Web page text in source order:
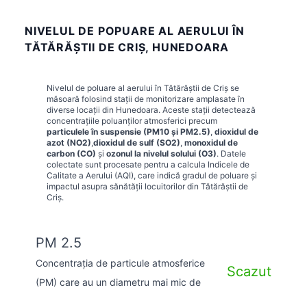
NIVELUL DE POPUARE AL AERULUI ÎN
TĂTĂRĂŞTII DE CRIŞ, HUNEDOARA
Nivelul de poluare al aerului în Tătărăştii de Criş se
măsoară folosind stații de monitorizare amplasate în
diverse locații din Hunedoara. Aceste stații detectează
concentrațiile poluanților atmosferici precum
particulele în suspensie (PM10 și PM2.5), dioxidul de
azot (NO2),dioxidul de sulf (SO2), monoxidul de
carbon (CO) și ozonul la nivelul solului (O3). Datele
colectate sunt procesate pentru a calcula Indicele de
Calitate a Aerului (AQI), care indică gradul de poluare și
impactul asupra sănătății locuitorilor din Tătărăştii de
Criş.
PM 2.5
Concentrația de particule atmosferice
(PM) care au un diametru mai mic de
Scazut